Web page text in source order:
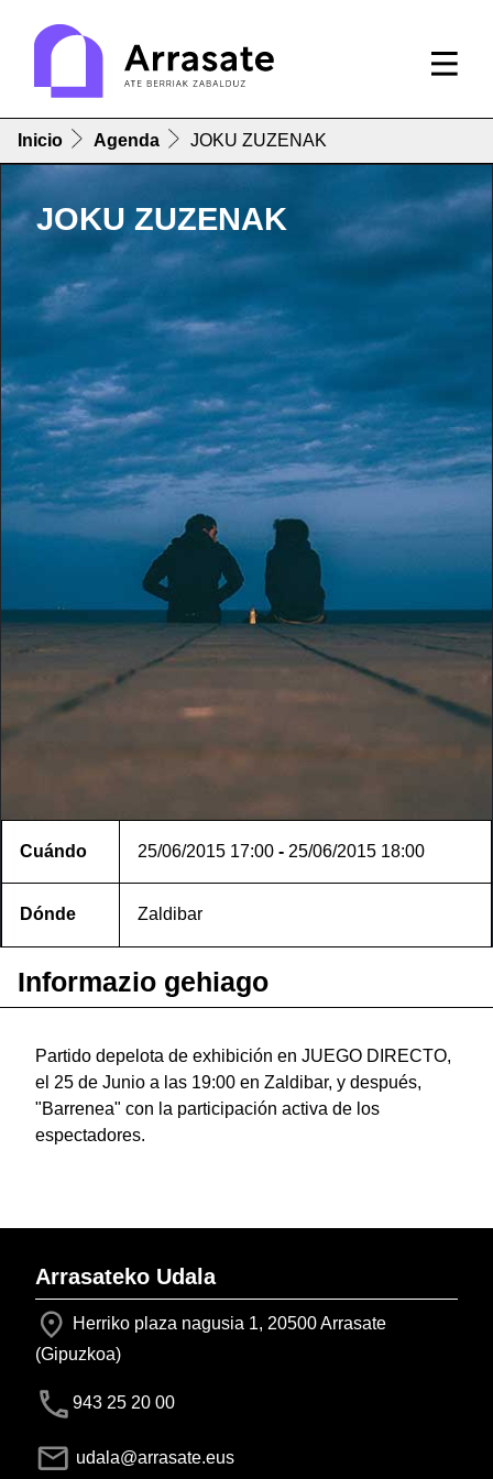
Inicio Agenda JOKU ZUZENAK
JOKU ZUZENAK
Cuándo 25/06/2015 17:00 - 25/06/2015 18:00
Dónde Zaldibar
Informazio gehiago
Partido depelota de exhibición en JUEGO DIRECTO,
el 25 de Junio a las 19:00 en Zaldibar, y después,
"Barrenea" con la participación activa de los
espectadores.
Arrasateko Udala
Herriko plaza nagusia 1, 20500 Arrasate
(Gipuzkoa)
943 25 20 00
udala@arrasate.eus